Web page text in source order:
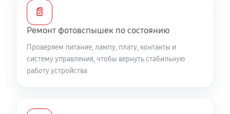
📄
Ремонт фотовспышек по состоянию
Проверяем питание, лампу, плату, контакты и
систему управления, чтобы вернуть стабильную
работу устройства